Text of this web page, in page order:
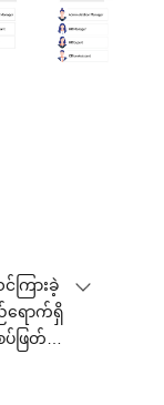
ကြားခဲ့
ရောက်ရှိ
ဖြတ်
ရေး